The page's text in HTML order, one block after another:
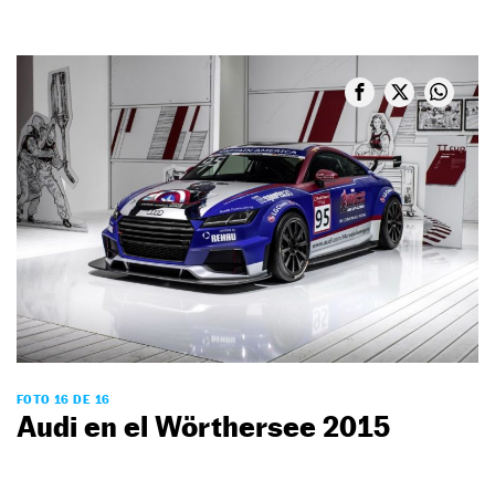
FOTO 16 DE 16
Audi en el Wörthersee 2015